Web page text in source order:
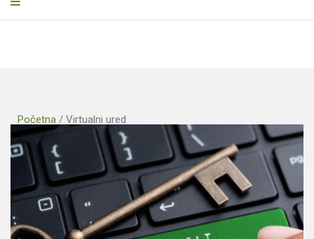
Početna / Virtualni ured